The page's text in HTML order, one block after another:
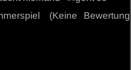
(Keine Bewertung